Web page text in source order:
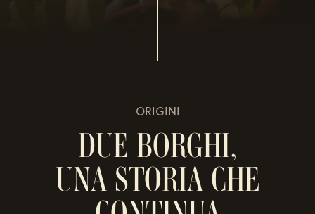
ORIGINI
DUE BORGHI,
UNA STORIA CHE